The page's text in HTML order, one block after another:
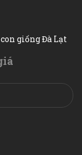
giống Đà Lạt